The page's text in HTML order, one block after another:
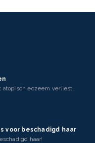
De huid van mensen met atopisch eczeem verliest makkelijker vocht dan een gezonde huid. Dit komt doo
voor beschadigd haar
haar!